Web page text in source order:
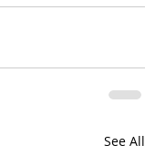
See All